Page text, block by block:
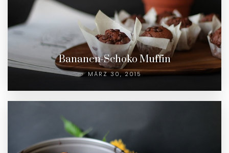
Bananen-Schoko Muffin
MÄRZ 30, 2015